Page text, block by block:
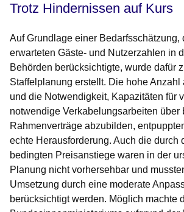
Trotz Hindernissen auf Kurs
Auf Grundlage einer Bedarfsschätzung,
erwarteten Gäste- und Nutzerzahlen in
Behörden berücksichtigte, wurde dafür
Staffelplanung erstellt. Die hohe Anzahl
und die Notwendigkeit, Kapazitäten für
notwendige Verkabelungsarbeiten über
Rahmenverträge abzubilden,
echte Herausforderung. Auch die durch
bedingten Preisanstiege waren in der
Planung nicht vorhersehbar und
Umsetzung durch eine moderate
berücksichtigt werden. Möglich machte